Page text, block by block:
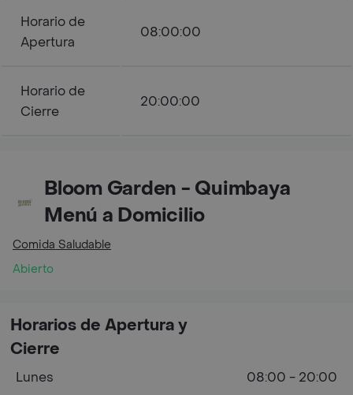
Horario de
Apertura
08:00:00
Horario de
Cierre
20:00:00
Bloom Garden - Quimbaya
Menú a Domicilio
Comida Saludable
Abierto
Horarios de Apertura y
Cierre
Lunes
08:00 - 20:00